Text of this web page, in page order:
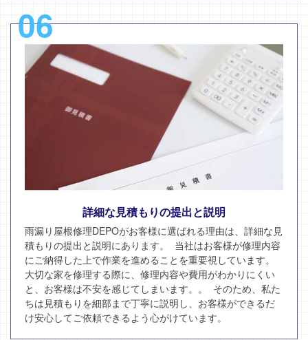
06
詳細な見積もりの提出と説明
雨漏り屋根修理DEPOがお客様に選ばれる理由は、詳細な見
積もりの提出と説明にあります。 当社はお客様が修理内容
にご納得した上で作業を進めることを重要視しています。
大切な家を修理する際に、修理内容や費用がわかりにくい
と、お客様は不安を感じてしまいます。。 そのため、私た
ちは見積もりを細部まで丁寧に説明し、お客様ができるだ
け安心してご依頼できるよう心がけています。